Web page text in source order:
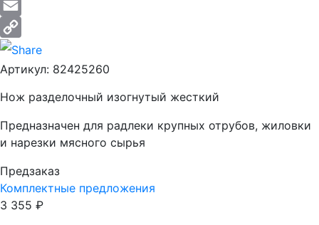
Viber
Email
Copy
Link
Артикул: 82425260
Нож разделочный изогнутый жесткий
Предназначен для радлеки крупных отрубов, жиловки
и нарезки мясного сырья
Предзаказ
Комплектные предложения
3 355 ₽